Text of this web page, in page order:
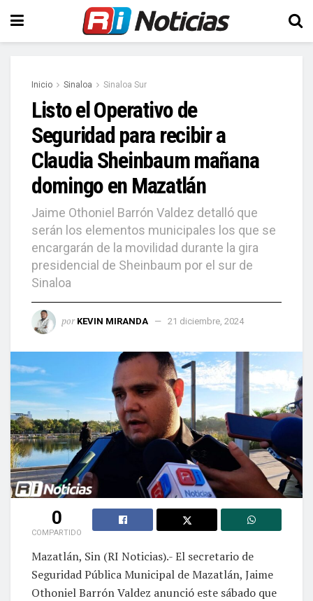
Inicio Sinaloa Sinaloa Sur
Listo el Operativo de
Seguridad para recibir a
Claudia Sheinbaum mañana
domingo en Mazatlán
Jaime Othoniel Barrón Valdez detalló que
serán los elementos municipales los que se
encargarán de la movilidad durante la gira
presidencial de Sheinbaum por el sur de
Sinaloa
por KEVIN MIRANDA 21 diciembre, 2024
0
COMPARTIDO
Mazatlán, Sin (RI Noticias).- El secretario de
Seguridad Pública Municipal de Mazatlán, Jaime
Othoniel Barrón Valdez anunció este sábado que